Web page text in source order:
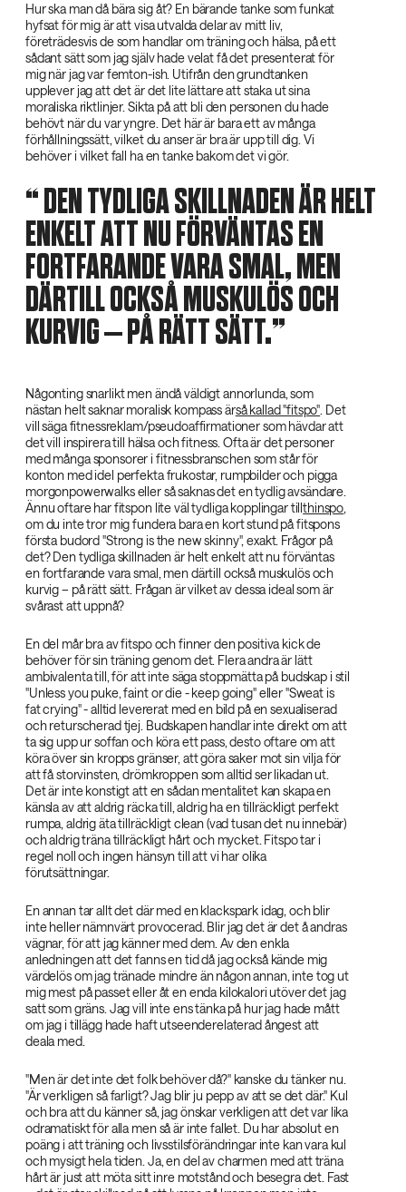
Hur ska man då bära sig åt? En bärande tanke som funkat
hyfsat för mig är att visa utvalda delar av mitt liv,
företrädesvis de som handlar om träning och hälsa, på ett
sådant sätt som jag själv hade velat få det presenterat för
mig när jag var femton-ish. Utifrån den grundtanken
upplever jag att det är det lite lättare att staka ut sina
moraliska riktlinjer. Sikta på att bli den personen du hade
behövt när du var yngre. Det här är bara ett av många
förhållningssätt, vilket du anser är bra är upp till dig. Vi
behöver i vilket fall ha en tanke bakom det vi gör.
‌ DEN TYDLIGA SKILLNADEN ÄR HELT
ENKELT ATT NU FÖRVÄNTAS EN
FORTFARANDE VARA SMAL, MEN
DÄRTILL OCKSÅ MUSKULÖS OCH
KURVIG – PÅ RÄTT SÄTT.
Någonting snarlikt men ändå väldigt annorlunda, som
nästan helt saknar moralisk kompass ärså kallad "fitspo" . Det
vill säga fitnessreklam/pseudoaffirmationer som hävdar att
det vill inspirera till hälsa och fitness. Ofta är det personer
med många sponsorer i fitnessbranschen som står för
konton med idel perfekta frukostar, rumpbilder och pigga
morgonpowerwalks eller så saknas det en tydlig avsändare.
Ännu oftare har fitspon lite väl tydliga kopplingar tillthinspo
om du inte tror mig fundera bara en kort stund på fitspons
första budord "Strong is the new skinny", exakt. Frågor på
det? Den tydliga skillnaden är helt enkelt att nu förväntas
en fortfarande vara smal, men därtill också muskulös och
kurvig – på rätt sätt. Frågan är vilket av dessa ideal som är
svårast att uppnå?
En del mår bra av fitspo och finner den positiva kick de
behöver för sin träning genom det. Flera andra är lätt
ambivalenta till, för att inte säga stoppmätta på budskap i stil
"Unless you puke, faint or die - keep going" eller "Sweat is
fat crying" - alltid levererat med en bild på en sexualiserad
och returscherad tjej. Budskapen handlar inte direkt om att
ta sig upp ur soffan och köra ett pass, desto oftare om att
köra över sin kropps gränser, att göra saker mot sin vilja för
att få storvinsten, drömkroppen som alltid ser likadan ut.
Det är inte konstigt att en sådan mentalitet kan skapa en
känsla av att aldrig räcka till, aldrig ha en tillräckligt perfekt
rumpa, aldrig äta tillräckligt clean (vad tusan det nu innebär)
och aldrig träna tillräckligt hårt och mycket. Fitspo tar i
regel noll och ingen hänsyn till att vi har olika
förutsättningar.
En annan tar allt det där med en klackspark idag, och blir
inte heller nämnvärt provocerad. Blir jag det är det å andras
vägnar, för att jag känner med dem. Av den enkla
anledningen att det fanns en tid då jag också kände mig
värdelös om jag tränade mindre än någon annan, inte tog ut
mig mest på passet eller åt en enda kilokalori utöver det jag
satt som gräns. Jag vill inte ens tänka på hur jag hade mått
om jag i tillägg hade haft utseenderelaterad ångest att
deala med.
"Men är det inte det folk behöver då?" kanske du tänker nu.
"Är verkligen så farligt? Jag blir ju pepp av att se det där." Kul
och bra att du känner så, jag önskar verkligen att det var lika
odramatiskt för alla men så är inte fallet. Du har absolut en
poäng i att träning och livsstilsförändringar inte kan vara kul
och mysigt hela tiden. Ja, en del av charmen med att träna
hårt är just att möta sitt inre motstånd och besegra det. Fast